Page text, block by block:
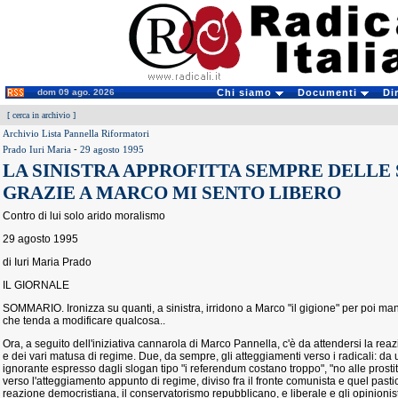
dom 09 ago. 2026 Chi siamo Documenti
[ cerca in archivio ]
Archivio Lista Pannella Riformatori
Prado Iuri Maria - 29 agosto 1995
LA SINISTRA APPROFITTA SEMPRE
GRAZIE A MARCO MI SENTO LIBERO
Contro di lui solo arido moralismo
29 agosto 1995
di Iuri Maria Prado
IL GIORNALE
SOMMARIO. Ironizza su quanti, a sinistra, irridono a Marco "il gigione" per poi
che tenda a modificare qualcosa..
Ora, a seguito dell'iniziativa cannarola di Marco Pannella, c'è da attendersi la
e dei vari matusa di regime. Due, da sempre, gli atteggiamenti verso i radicali: da
ignorante espresso dagli slogan tipo "i referendum costano troppo", "no alle
verso l'atteggiamento appunto di regime, diviso fra il fronte comunista e quel
reazione democristiana, il conservatorismo repubblicano, e liberale e gli